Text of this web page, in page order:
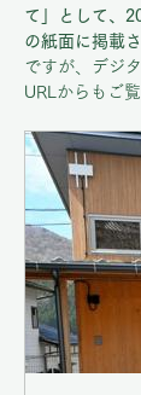
て」として、
の紙面に掲載
ですが、デジ
URLからもご